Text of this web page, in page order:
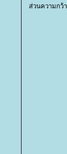
ส่วนความกว้